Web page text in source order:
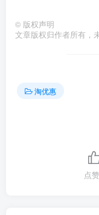
© 版权声明
文章版权归作者所有，
淘优惠
点赞